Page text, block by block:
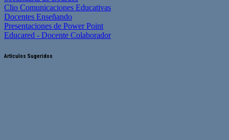
Clio Comunicaciones Educativas
Docentes Enseñando
Presentaciones de Power Point
Educared - Docente Colaborador
Artículos Sugeridos